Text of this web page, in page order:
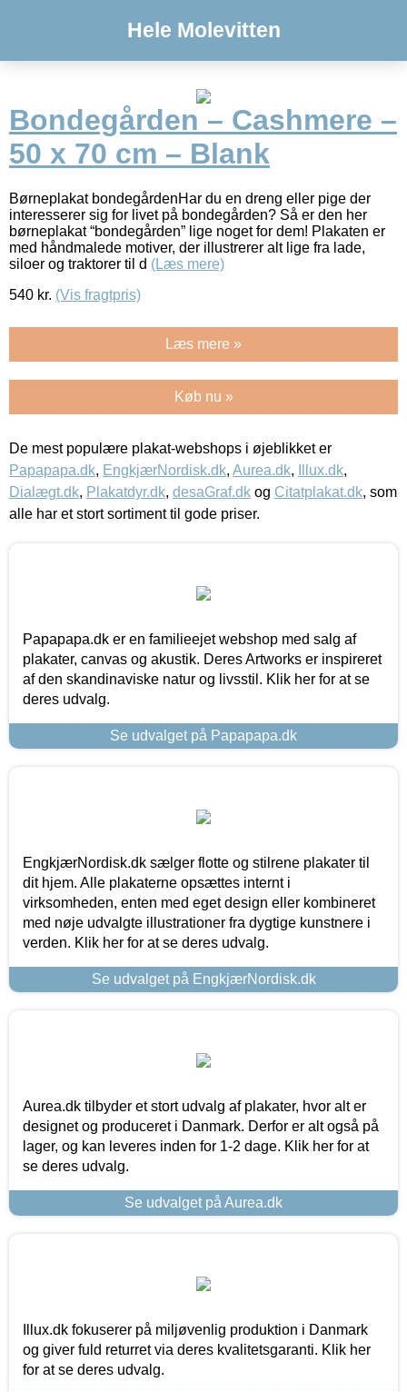
Hele Molevitten
Bondegården – Cashmere –
50 x 70 cm – Blank
Børneplakat bondegårdenHar du en dreng eller pige der
interesserer sig for livet på bondegården? Så er den her
børneplakat “bondegården” lige noget for dem! Plakaten er
med håndmalede motiver, der illustrerer alt lige fra lade,
siloer og traktorer til d (Læs mere)
540 kr. (Vis fragtpris)
Læs mere »
Køb nu »
De mest populære plakat-webshops i øjeblikket er
Papapapa.dk, EngkjærNordisk.dk, Aurea.dk, Illux.dk,
Dialægt.dk, Plakatdyr.dk, desaGraf.dk og Citatplakat.dk, som
alle har et stort sortiment til gode priser.
Papapapa.dk er en familieejet webshop med salg af
plakater, canvas og akustik. Deres Artworks er inspireret
af den skandinaviske natur og livsstil. Klik her for at se
deres udvalg.
Se udvalget på Papapapa.dk
EngkjærNordisk.dk sælger flotte og stilrene plakater til
dit hjem. Alle plakaterne opsættes internt i
virksomheden, enten med eget design eller kombineret
med nøje udvalgte illustrationer fra dygtige kunstnere i
verden. Klik her for at se deres udvalg.
Se udvalget på EngkjærNordisk.dk
Aurea.dk tilbyder et stort udvalg af plakater, hvor alt er
designet og produceret i Danmark. Derfor er alt også på
lager, og kan leveres inden for 1-2 dage. Klik her for at
se deres udvalg.
Se udvalget på Aurea.dk
Illux.dk fokuserer på miljøvenlig produktion i Danmark
og giver fuld returret via deres kvalitetsgaranti. Klik her
for at se deres udvalg.